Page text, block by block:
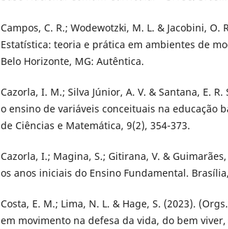
Campos, C. R.; Wodewotzki, M. L. & Jacobini, O.
Estatística: teoria e prática em ambientes de
Belo Horizonte, MG: Autêntica.
Cazorla, I. M.; Silva Júnior, A. V. & Santana, E.
o ensino de variáveis conceituais na educação
de Ciências e Matemática, 9(2), 354-373.
Cazorla, I.; Magina, S.; Gitirana, V. &
os anos iniciais do Ensino Fundamental. Brasília,
Costa, E. M.; Lima, N. L. & Hage, S. (2023).
em movimento na defesa da vida, do bem